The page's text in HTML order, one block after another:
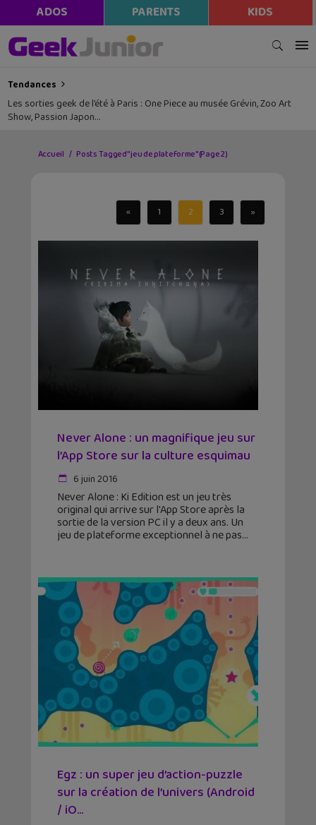
ADOS PARENTS KIDS
Tendances
Les sorties geek de l’été à Paris : One Piece au musée Grévin, Zoo Art
Show, Passion Japon…
Accueil Posts Tagged "jeu de plateforme"(Page 2)
« 1 2 3 »
Never Alone : un magnifique jeu sur
l’App Store sur la culture esquimau
6 juin 2016
Never Alone : Ki Edition est un jeu très
original qui arrive sur l'App Store après la
sortie de la version PC il y a deux ans. Un
jeu de plateforme exceptionnel à ne pas
Egz : un super jeu d’action-puzzle
sur la création de l’univers (Android
/ iO...